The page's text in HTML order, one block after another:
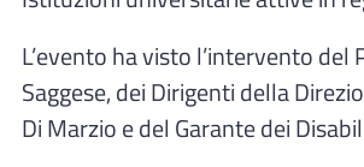
L’evento ha visto l’intervento
Saggese, dei Dirigenti della
Di Marzio e del Garante dei